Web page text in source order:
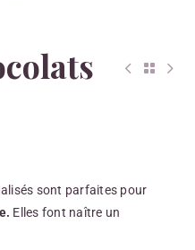
sont parfaites pour
Elles font naître un